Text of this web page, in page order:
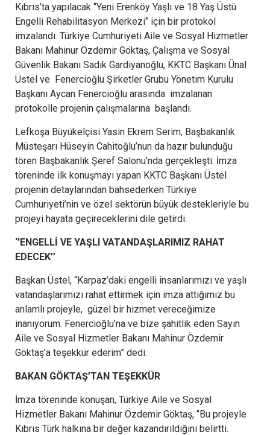
Kıbrıs’ta yapılacak ‘’Yeni Erenköy Yaşlı ve 18 Yaş Üstü
Engelli Rehabilitasyon Merkezi‘’ için bir protokol
imzalandı. Türkiye Cumhuriyeti Aile ve Sosyal Hizmetler
Bakanı Mahinur Özdemir Göktaş, Çalışma ve Sosyal
Güvenlik Bakanı Sadık Gardiyanoğlu, KKTC Başkanı Ünal
Üstel ve Fenercioğlu Şirketler Grubu Yönetim Kurulu
Başkanı Aycan Fenercioğlu arasında imzalanan
protokolle projenin çalışmalarına başlandı.
Lefkoşa Büyükelçisi Yasin Ekrem Serim, Başbakanlık
Müsteşarı Hüseyin Cahitoğlu’nun da hazır bulunduğu
tören Başbakanlık Şeref Salonu’nda gerçekleşti. İmza
töreninde ilk konuşmayı yapan KKTC Başkanı Üstel
projenin detaylarından bahsederken Türkiye
Cumhuriyeti’nin ve özel sektörün büyük destekleriyle bu
projeyi hayata geçireceklerini dile getirdi.
‘’ENGELLİ VE YAŞLI VATANDAŞLARIMIZ RAHAT
EDECEK’’
Başkan Üstel, “Karpaz’daki engelli insanlarımızı ve yaşlı
vatandaşlarımızı rahat ettirmek için imza attığımız bu
anlamlı projeyle, güzel bir hizmet vereceğimize
inanıyorum. Fenercioğlu’na ve bize şahitlik eden Sayın
Aile ve Sosyal Hizmetler Bakanı Mahinur Özdemir
Göktaş’a teşekkür ederim” dedi.
BAKAN GÖKTAŞ’TAN TEŞEKKÜR
İmza töreninde konuşan, Türkiye Aile ve Sosyal
Hizmetler Bakanı Mahinur Özdemir Göktaş, ‘’Bu projeyle
Kıbrıs Türk halkına bir değer kazandırıldığını belirtti.